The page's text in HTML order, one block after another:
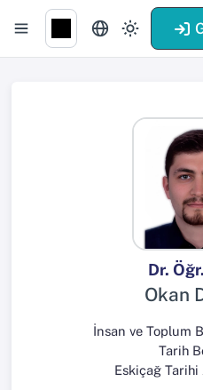
Dr.
Okan
İnsan ve Toplum
Tarih
Eskiçağ Tarihi